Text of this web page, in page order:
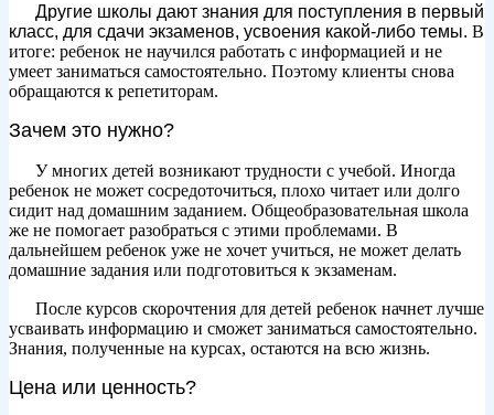
Другие школы дают знания для поступления в первый
класс, для сдачи экзаменов, усвоения какой-либо темы. В
итоге: ребенок не научился работать с информацией и не
умеет заниматься самостоятельно. Поэтому клиенты снова
обращаются к репетиторам.
Зачем это нужно?
У многих детей возникают трудности с учебой. Иногда
ребенок не может сосредоточиться, плохо читает или долго
сидит над домашним заданием. Общеобразовательная школа
же не помогает разобраться с этими проблемами. В
дальнейшем ребенок уже не хочет учиться, не может делать
домашние задания или подготовиться к экзаменам.
После курсов скорочтения для детей ребенок начнет лучше
усваивать информацию и сможет заниматься самостоятельно.
Знания, полученные на курсах, остаются на всю жизнь.
Цена или ценность?